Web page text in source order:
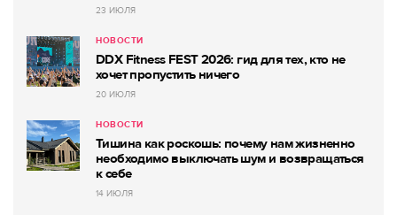
23 ИЮЛЯ
НОВОСТИ
DDX Fitness FEST 2026: гид для тех, кто не
хочет пропустить ничего
20 ИЮЛЯ
НОВОСТИ
Тишина как роскошь: почему нам жизненно
необходимо выключать шум и возвращаться
к себе
14 ИЮЛЯ